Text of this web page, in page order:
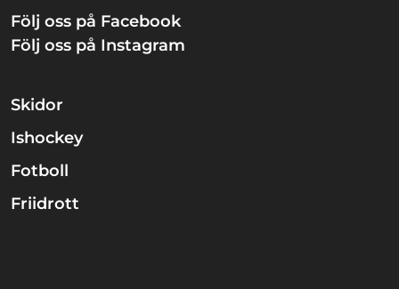
Följ oss på Facebook
Följ oss på Instagram
Skidor
Ishockey
Fotboll
Friidrott